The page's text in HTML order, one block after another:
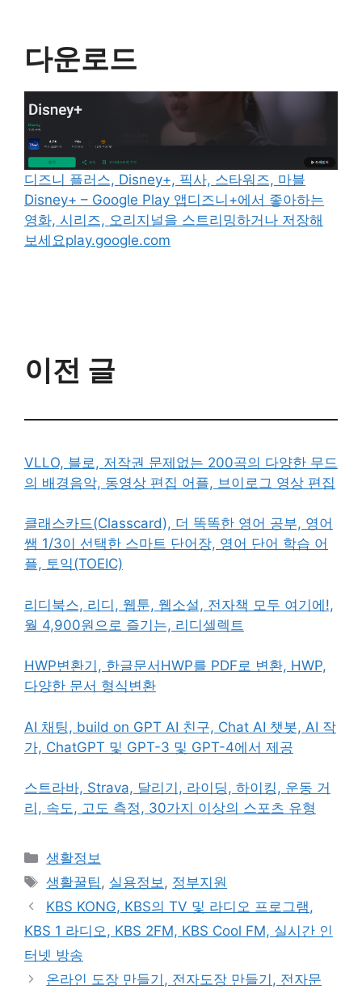
다운로드
디즈니 플러스, Disney+, 픽사, 스타워즈, 마블
Disney+ – Google Play 앱디즈니+에서 좋아하는
영화, 시리즈, 오리지널을 스트리밍하거나 저장해
보세요play.google.com
이전 글
VLLO, 블로, 저작권 문제없는 200곡의 다양한 무드
의 배경음악, 동영상 편집 어플, 브이로그 영상 편집
클래스카드(Classcard), 더 똑똑한 영어 공부, 영어
쌤 1/3이 선택한 스마트 단어장, 영어 단어 학습 어
플, 토익(TOEIC)
리디북스, 리디, 웹툰, 웹소설, 전자책 모두 여기에!,
월 4,900원으로 즐기는, 리디셀렉트
HWP변환기, 한글문서HWP를 PDF로 변환, HWP,
다양한 문서 형식변환
AI 채팅, build on GPT AI 친구, Chat AI 챗봇, AI 작
가, ChatGPT 및 GPT-3 및 GPT-4에서 제공
스트라바, Strava, 달리기, 라이딩, 하이킹, 운동 거
리, 속도, 고도 측정, 30가지 이상의 스포츠 유형
카
테
리
생활정보
태
그
생활꿀팁, 실용정보, 정부지원
KBS KONG, KBS의 TV 및 라디오 프로그램,
KBS 1 라디오, KBS 2FM, KBS Cool FM, 실시간 인
터넷 방송
온라인 도장 만들기, 전자도장 만들기, 전자문